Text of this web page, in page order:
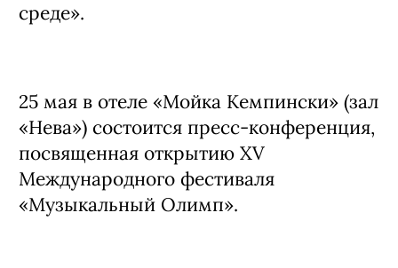
среде».
25 мая в отеле «Мойка Кемпински» (зал
«Нева») состоится пресс-конференция,
посвященная открытию XV
Международного фестиваля
«Музыкальный Олимп».